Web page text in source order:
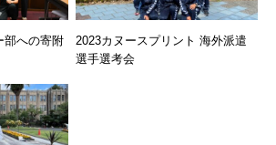
部への寄附
2023カヌースプリント 海外派遣
選手選考会